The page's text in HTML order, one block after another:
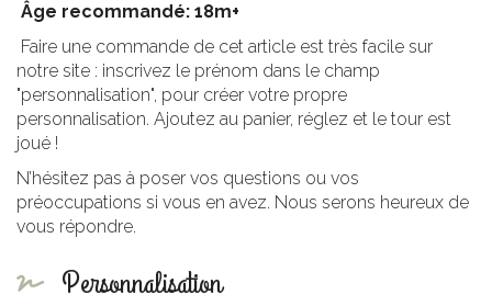
Âge recommandé: 18m+
Faire une commande de cet article est très facile sur
notre site : inscrivez le prénom dans le champ
"personnalisation", pour créer votre propre
personnalisation. Ajoutez au panier, réglez et le tour est
joué !
N’hésitez pas à poser vos questions ou vos
préoccupations si vous en avez. Nous serons heureux de
vous répondre.
Personnalisation